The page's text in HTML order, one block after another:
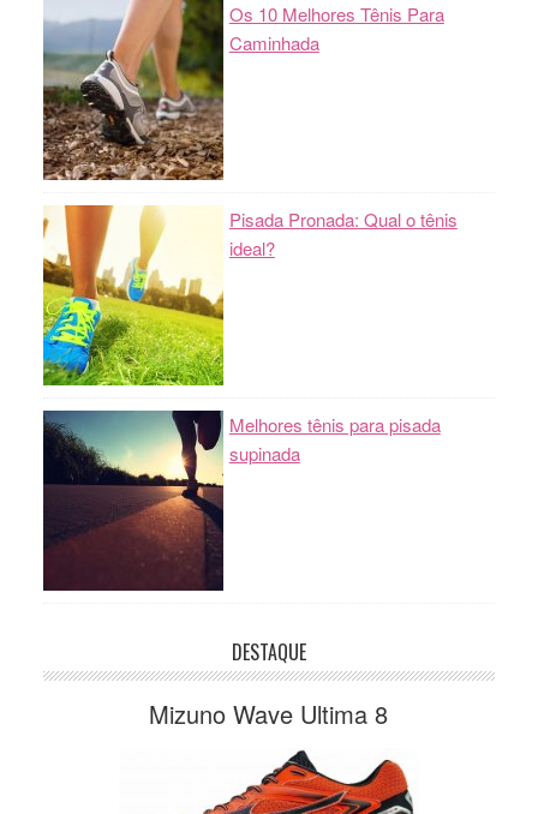
Os 10 Melhores Tênis Para
Caminhada
Pisada Pronada: Qual o tênis
ideal?
Melhores tênis para pisada
supinada
DESTAQUE
Mizuno Wave Ultima 8